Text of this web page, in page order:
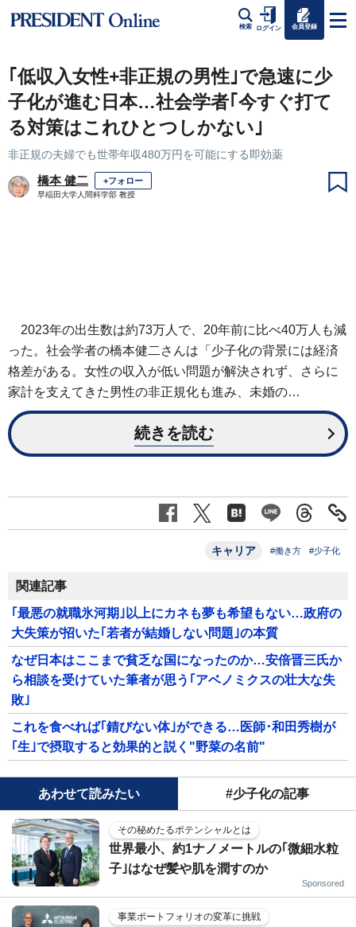
検索 ログイン 会員登録
｢低収入女性+非正規の男性｣で急速に少
子化が進む日本…社会学者｢今すぐ打て
る対策はこれひとつしかない｣
非正規の夫婦でも世帯年収480万円を可能にする即効薬
橋本 健二 +フォロー
早稲田大学人間科学部 教授
2023年の出生数は約73万人で、20年前に比べ40万人も減
った。社会学者の橋本健二さんは「少子化の背景には経済
格差がある。女性の収入が低い問題が解決されず、さらに
家計を支えてきた男性の非正規化も進み、未婚の…
続きを読む
キャリア #働き方 #少子化
関連記事
｢最悪の就職氷河期｣以上にカネも夢も希望もない…政府の
大失策が招いた｢若者が結婚しない問題｣の本質
なぜ日本はここまで貧乏な国になったのか…安倍晋三氏か
ら相談を受けていた筆者が思う｢アベノミクスの壮大な失
敗｣
これを食べれば｢錆びない体｣ができる…医師･和田秀樹が
｢生｣で摂取すると効果的と説く"野菜の名前"
あわせて読みたい #少子化の記事
その秘めたるポテンシャルとは
世界最小、約1ナノメートルの｢微細水粒
子｣はなぜ髪や肌を潤すのか
Sponsored
事業ポートフォリオの変革に挑戦